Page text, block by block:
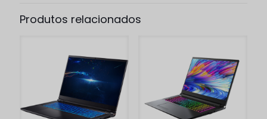
Produtos relacionados